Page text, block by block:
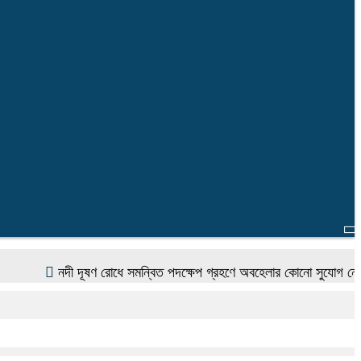
নদী দূষণ রোধে সমন্বিত পদক্ষেপ গ্রহণে অবহেলার কোনো সুযোগ নেই :